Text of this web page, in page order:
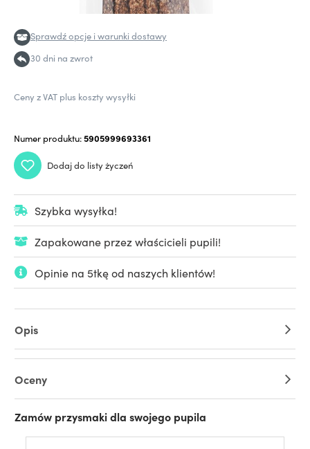
Sprawdź opcje i warunki dostawy
30 dni na zwrot
Ceny z VAT plus koszty wysyłki
Numer produktu:5905999693361
Dodaj do listy życzeń
Szybka wysyłka!
Zapakowane przez właścicieli pupili!
Opinie na 5tkę od naszych klientów!
Opis
Oceny
Zamów przysmaki dla swojego pupila